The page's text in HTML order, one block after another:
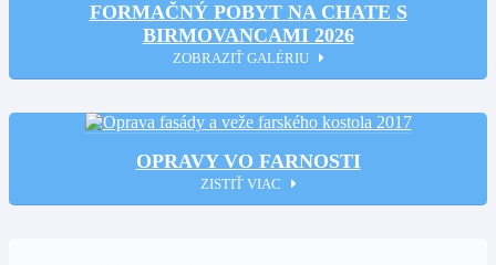
FORMAČNÝ POBYT NA CHATE S
BIRMOVANCAMI 2026
ZOBRAZIŤ GALÉRIU
OPRAVY VO FARNOSTI
ZISTIŤ VIAC